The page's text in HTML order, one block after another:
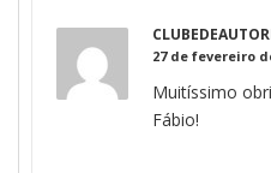
27 de fevereiro
Muitíssimo
Fábio!